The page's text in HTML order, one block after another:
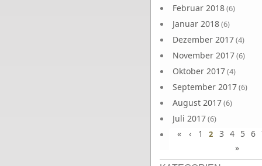
Februar 2018(6)
Januar 2018(6)
Dezember 2017(4)
November 2017(6)
Oktober 2017(4)
September 2017(6)
August 2017(6)
Juli 2017(6)
Juni 2017(6)
« ‹ 1 2 3 4 5 6
»